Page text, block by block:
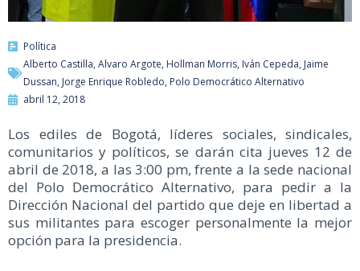
Política
Alberto Castilla, Alvaro Argote, Hollman Morris, Iván Cepeda, Jaime
Dussan, Jorge Enrique Robledo, Polo Democrático Alternativo
abril 12, 2018
Los ediles de Bogotá, líderes sociales, sindicales,
comunitarios y políticos, se darán cita jueves 12 de
abril de 2018, a las 3:00 pm, frente a la sede nacional
del Polo Democrático Alternativo, para pedir a la
Dirección Nacional del partido que deje en libertad a
sus militantes para escoger personalmente la mejor
opción para la presidencia.